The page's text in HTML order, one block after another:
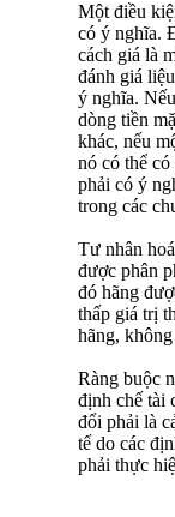
Một điều
có ý nghĩa.
cách giá là
đánh giá
ý nghĩa.
dòng tiền
khác, nếu
nó có thể
phải có ý
trong các
Tư nhân
được phân
đó hãng
thấp giá trị
hãng,
Ràng buộc
định chế tài
đổi phải là
tế do các
phải thực